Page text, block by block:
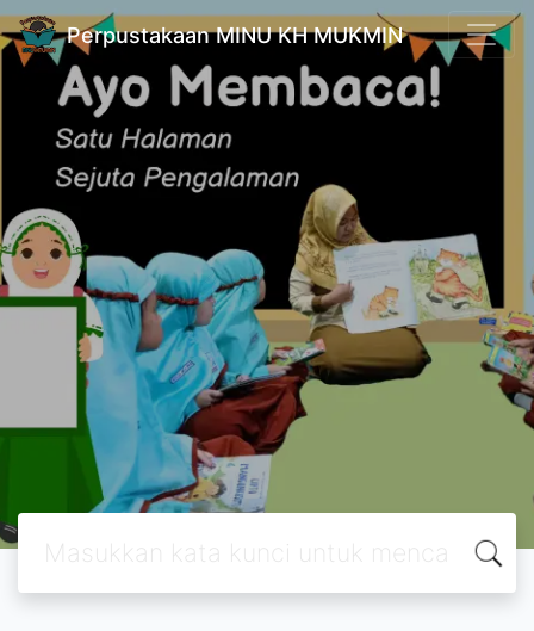
Perpustakaan MINU KH MUKMIN